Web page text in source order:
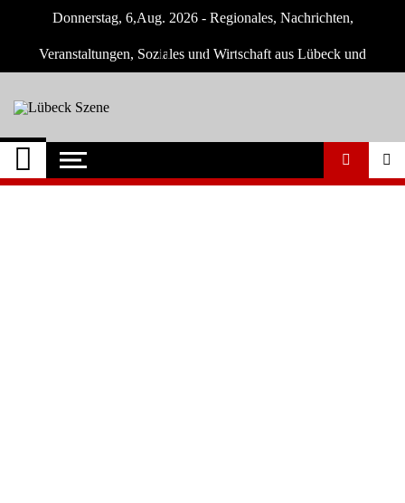
content
Donnerstag, 6,Aug. 2026 - Regionales, Nachrichten,
Veranstaltungen, Soziales und Wirtschaft aus Lübeck und
Lübeck Szene
Neuigkeiten und Nachrichten aus Lübeck
und Umgebeung